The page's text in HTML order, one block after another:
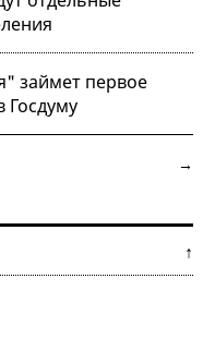
займет первое
Госдуму
новости →
↑